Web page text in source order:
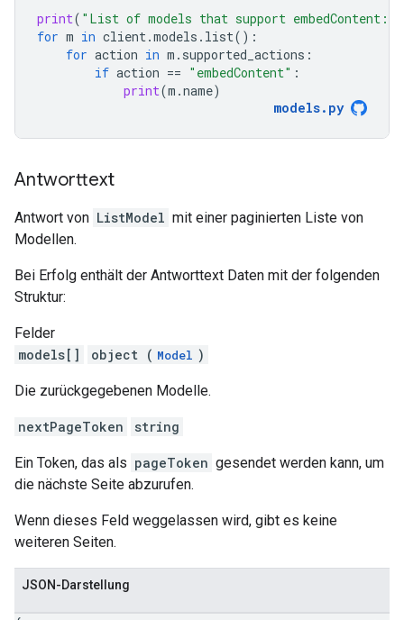
print( "List of models that support embedContent:
for m in client.models . list():
for action in m . supported_actions :
if action == "embedContent" :
print(m .name)
models. py
Antworttext
Antwort von ListModel mit einer paginierten Liste von
Modellen.
Bei Erfolg enthält der Antworttext Daten mit der folgenden
Struktur:
Felder
models[]
object ( Model )
Die zurückgegebenen Modelle.
nextPageToken string
Ein Token, das als pageToken gesendet werden kann, um
die nächste Seite abzurufen.
Wenn dieses Feld weggelassen wird, gibt es keine
weiteren Seiten.
JSON-Darstellung